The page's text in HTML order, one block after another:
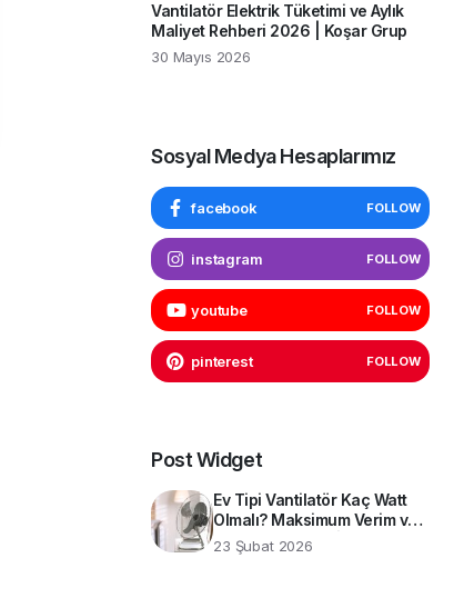
Vantilatör Elektrik Tüketimi ve Aylık
Maliyet Rehberi 2026 | Koşar Grup
30 Mayıs 2026
Sosyal Medya Hesaplarımız
facebook FOLLOW
instagram FOLLOW
youtube FOLLOW
pinterest FOLLOW
Post Widget
Ev Tipi Vantilatör Kaç Watt
Olmalı? Maksimum Verim ve
Enerji Tasarrufu İçin Teknik
Rehber
23 Şubat 2026